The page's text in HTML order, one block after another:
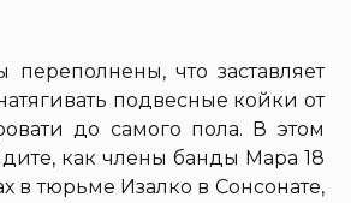
что заставляет
подвесные койки от
до самого пола. В этом
как члены банды Мара 18
в тюрьме Изалко в Сонсонате,